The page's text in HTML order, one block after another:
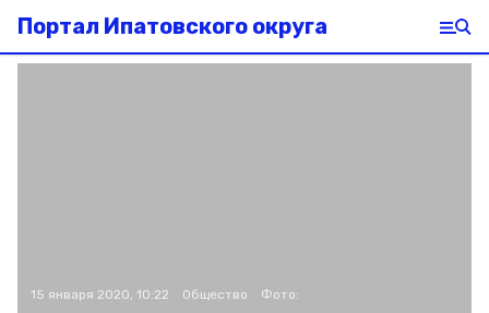
Портал Ипатовского округа
15 января 2020, 10:22 Общество Фото: